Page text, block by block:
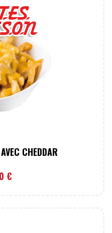
CHEDDAR
€